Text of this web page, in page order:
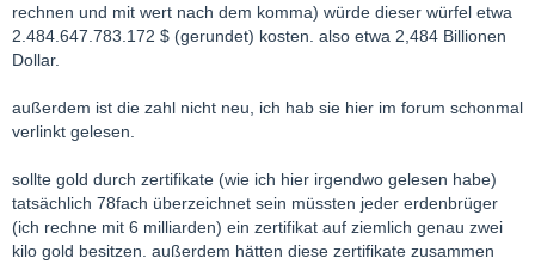
rechnen und mit wert nach dem komma) würde dieser würfel etwa
2.484.647.783.172 $ (gerundet) kosten. also etwa 2,484 Billionen
Dollar.
außerdem ist die zahl nicht neu, ich hab sie hier im forum schonmal
verlinkt gelesen.
sollte gold durch zertifikate (wie ich hier irgendwo gelesen habe)
tatsächlich 78fach überzeichnet sein müssten jeder erdenbrüger
(ich rechne mit 6 milliarden) ein zertifikat auf ziemlich genau zwei
kilo gold besitzen. außerdem hätten diese zertifikate zusammen